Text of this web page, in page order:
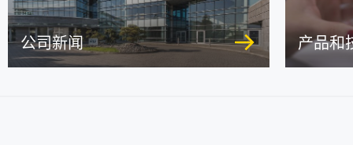
公司新闻 产品和